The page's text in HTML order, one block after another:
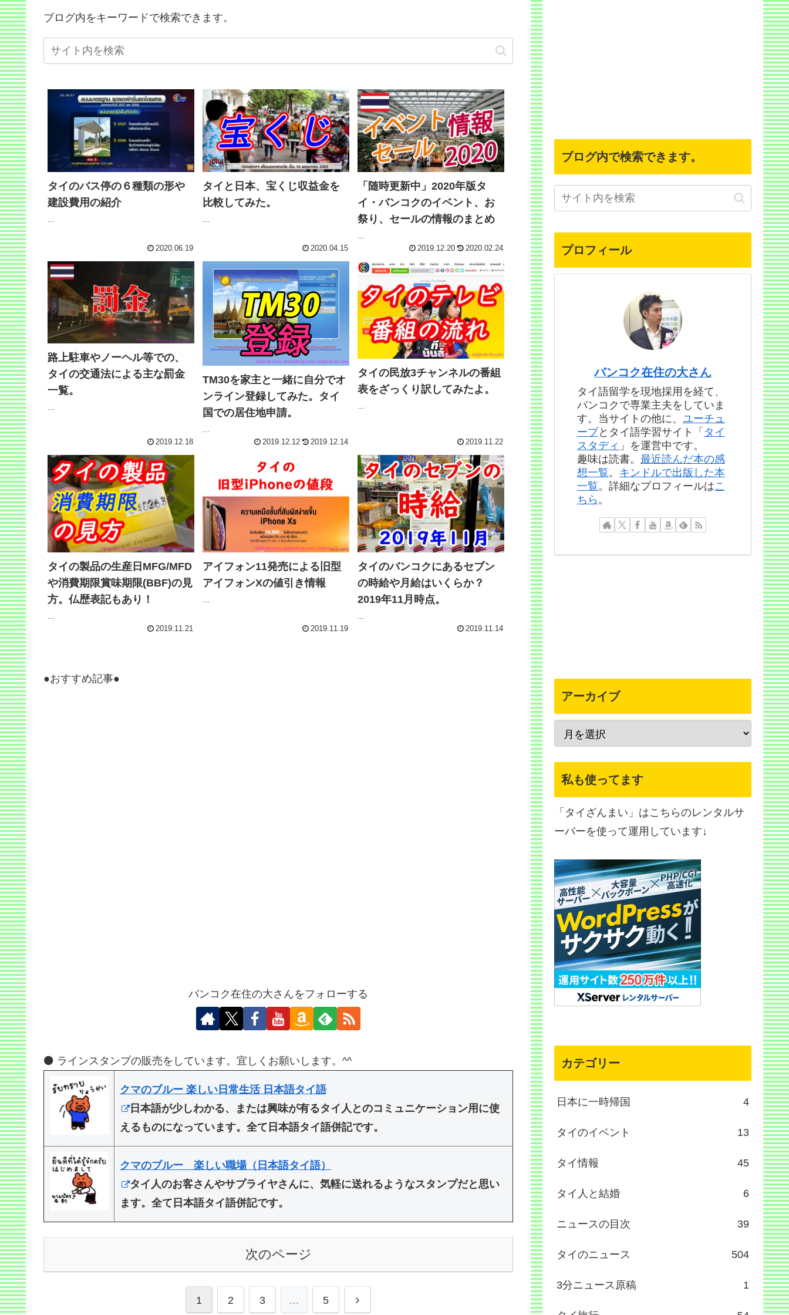
ブログ内をキーワードで検索できます。
タイのバス停の６種類の形や
建設費用の紹介
2020.06.19
タイと日本、宝くじ収益金を
比較してみた。
2020.04.15
「随時更新中」2020年版タ
イ・バンコクのイベント、お
祭り、セールの情報のまとめ
2019.12.20 2020.02.24
路上駐車やノーヘル等での、
タイの交通法による主な罰金
一覧。
...
2019.12.18
TM30を家主と一緒に自分でオ
ンライン登録してみた。タイ
国での居住地申請。
2019.12.12 2019.12.14
タイの民放3チャンネルの番組
表をざっくり訳してみたよ。
2019.11.22
タイの製品の生産日MFG/MFD
や消費期限賞味期限(BBF)の見
方。仏歴表記もあり！
2019.11.21
アイフォン11発売による旧型
アイフォンXの値引き情報
2019.11.19
タイのバンコクにあるセブン
の時給や月給はいくらか？
2019年11月時点。
2019.11.14
●おすすめ記事●
バンコク在住の大さんをフォローする
⚫️ ラインスタンプの販売をしています。宜しくお願いします。^^
クマのブルー 楽しい日常生活 日本語タイ語
日本語が少しわかる、または興味が有るタイ人とのコミュニケーション用に使
えるものになっています。全て日本語タイ語併記です。
クマのブルー 楽しい職場（日本語タイ語）
タイ人のお客さんやサプライヤさんに、気軽に送れるようなスタンプだと思い
ます。全て日本語タイ語併記です。
次のページ
1 2 3 … 5 次
ブログ内で検索できます。
プロフィール
バンコク在住の大さん
タイ語留学を現地採用を経て、
バンコクで専業主夫をしていま
す。当サイトの他に、 ユーチュ
ーブ とタイ語学習サイト「 タイ
スタディ 」を運営中です。
趣味は読書。 最近読んだ本の感
想一覧。 キンドルで出版した本
一覧。詳細なプロフィールはこ
ちら 。
アーカイブ
私も使ってます
「タイざんまい」はこちらのレンタルサ
ーバーを使って運用しています↓
カテゴリー
日本に一時帰国 4
タイのイベント 13
タイ情報 45
タイ人と結婚 6
ニュースの目次 39
タイのニュース 504
3分ニュース原稿 1